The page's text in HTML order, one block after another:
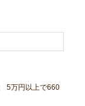
5万円以上で660